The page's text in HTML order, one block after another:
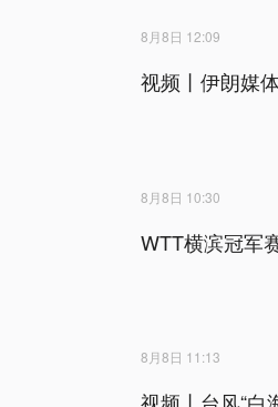
8月8日 12:09
视频丨伊朗媒
8月8日 10:30
WTT横滨冠军
8月8日 11:13